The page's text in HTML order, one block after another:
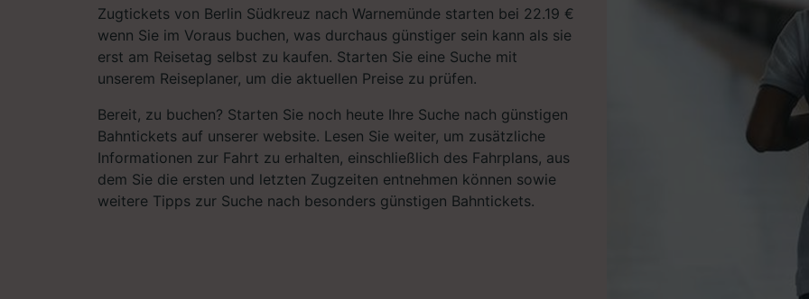
Zugtickets von Berlin Südkreuz nach Warnemünde starten bei 22.19 €
wenn Sie im Voraus buchen, was durchaus günstiger sein kann als sie
erst am Reisetag selbst zu kaufen. Starten Sie eine Suche mit
unserem Reiseplaner, um die aktuellen Preise zu prüfen.
Bereit, zu buchen? Starten Sie noch heute Ihre Suche nach günstigen
Bahntickets auf unserer website. Lesen Sie weiter, um zusätzliche
Informationen zur Fahrt zu erhalten, einschließlich des Fahrplans, aus
dem Sie die ersten und letzten Zugzeiten entnehmen können sowie
weitere Tipps zur Suche nach besonders günstigen Bahntickets.